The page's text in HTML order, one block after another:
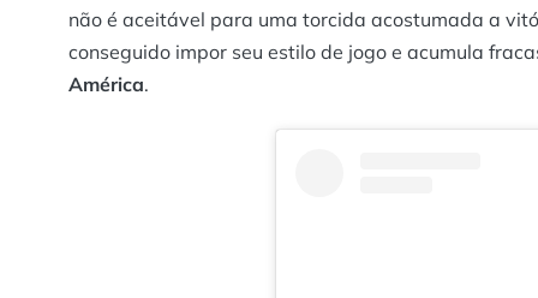
não é aceitável para uma torcida acostumada a
conseguido impor seu estilo de jogo e acumula
América.